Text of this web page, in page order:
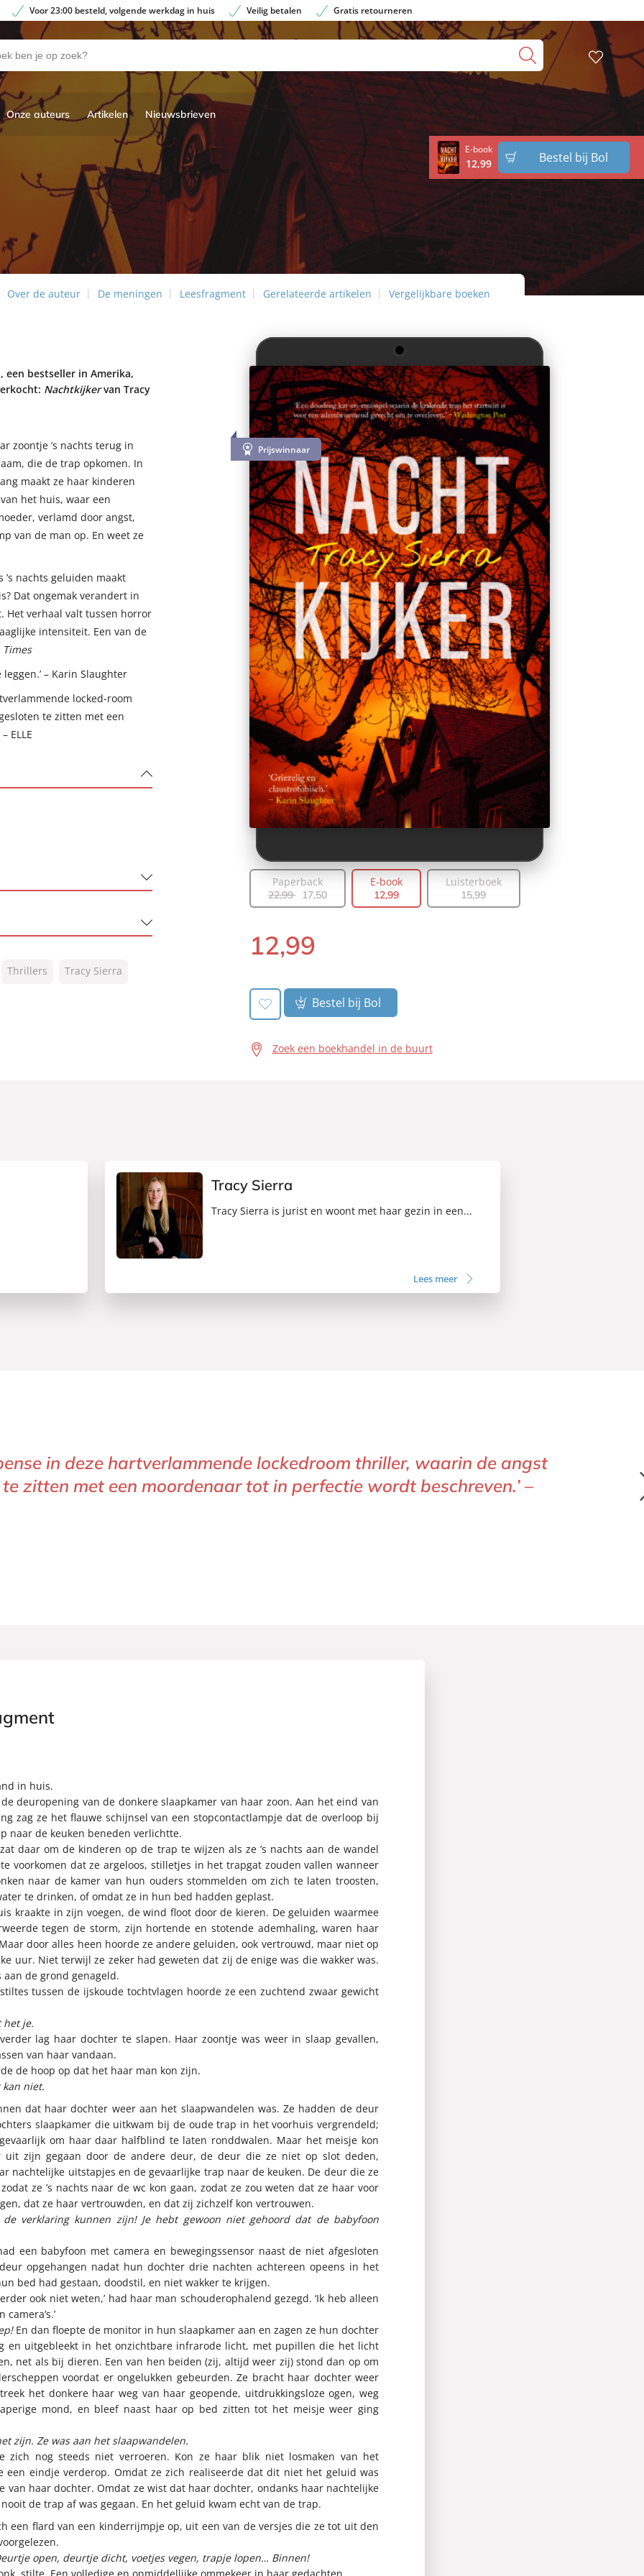
Voor 23:00 besteld, volgende werkdag in huis Veilig betalen Gratis retourneren
Onze auteurs Artikelen Nieuwsbrieven
E-book
12,99 Bestel bij Bol
Over de auteur De meningen Leesfragment Gerelateerde artikelen Vergelijkbare boeken
een bestseller in Amerika,
Nachtkijkervan Tracy
zoontje ’s nachts terug in
die de trap opkomen. In
maakt ze haar kinderen
het huis, waar een
verlamd door angst,
van de man op. En weet ze
nachts geluiden maakt
Dat ongemak verandert in
Het verhaal valt tussen horror
intensiteit. Een van de
Times
– Karin Slaughter
locked-room
te zitten met een
ELLE
Thrillers
Tracy Sierra
Prijswinnaar
Paperback
22,99 17,50
E-book
12,99
Luisterboek
15,99
E-
12,99
Bestel bij Bol
Zoek een boekhandel in de buurt
Tracy Sierra
Tracy Sierra is jurist en woont met haar gezin in een...
Lees meer
in deze hartverlammende lockedroom thriller, waarin de angst
zitten met een moordenaar tot in perfectie wordt beschreven.’ –
in huis.
deuropening van de donkere slaapkamer van haar zoon. Aan het eind van
zag ze het flauwe schijnsel van een stopcontactlampje dat de overloop bij
naar de keuken beneden verlichtte.
daar om de kinderen op de trap te wijzen als ze ’s nachts aan de wandel
voorkomen dat ze argeloos, stilletjes in het trapgat zouden vallen wanneer
naar de kamer van hun ouders stommelden om zich te laten troosten,
te drinken, of omdat ze in hun bed hadden geplast.
kraakte in zijn voegen, de wind floot door de kieren. De geluiden waarmee
tegen de storm, zijn hortende en stotende ademhaling, waren haar
door alles heen hoorde ze andere geluiden, ook vertrouwd, maar niet op
uur. Niet terwijl ze zeker had geweten dat zij de enige was die wakker was.
aan de grond genageld.
tussen de ijskoude tochtvlagen hoorde ze een zuchtend zwaar gewicht
het je.
lag haar dochter te slapen. Haar zoontje was weer in slaap gevallen,
van haar vandaan.
de hoop op dat het haar man kon zijn.
kan niet.
dat haar dochter weer aan het slaapwandelen was. Ze hadden de deur
slaapkamer die uitkwam bij de oude trap in het voorhuis vergrendeld;
om haar daar halfblind te laten ronddwalen. Maar het meisje kon
uit zijn gegaan door de andere deur, de deur die ze niet op slot deden,
nachtelijke uitstapjes en de gevaarlijke trap naar de keuken. De deur die ze
ze ’s nachts naar de wc kon gaan, zodat ze zou weten dat ze haar voor
dat ze haar vertrouwden, en dat zij zichzelf kon vertrouwen.
de verklaring kunnen zijn! Je hebt gewoon niet gehoord dat de babyfoon
een babyfoon met camera en bewegingssensor naast de niet afgesloten
opgehangen nadat hun dochter drie nachten achtereen opeens in het
bed had gestaan, doodstil, en niet wakker te krijgen.
ook niet weten,’ had haar man schouderophalend gezegd. ‘Ik heb alleen
En dan floepte de monitor in hun slaapkamer aan en zagen ze hun dochter
en uitgebleekt in het onzichtbare infrarode licht, met pupillen die het licht
net als bij dieren. Een van hen beiden (zij, altijd weer zij) stond dan op om
voordat er ongelukken gebeurden. Ze bracht haar dochter weer
het donkere haar weg van haar geopende, uitdrukkingsloze ogen, weg
mond, en bleef naast haar op bed zitten tot het meisje weer ging
zijn. Ze was aan het slaapwandelen.
zich nog steeds niet verroeren. Kon ze haar blik niet losmaken van het
een eindje verderop. Omdat ze zich realiseerde dat dit niet het geluid was
van haar dochter. Omdat ze wist dat haar dochter, ondanks haar nachtelijke
de trap af was gegaan. En het geluid kwam echt van de trap.
een flard van een kinderrijmpje op, uit een van de versjes die ze tot uit den
open, deurtje dicht, voetjes vegen, trapje lopen… Binnen!